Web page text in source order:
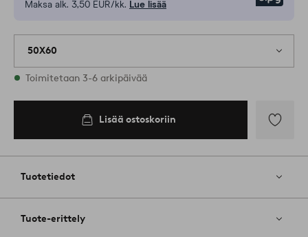
Maksa alk. 3,50 EUR/kk. Lue lisää
50X60
Varastossa
Toimitetaan 3-6 arkipäivää
Lisää ostoskoriin
Tuotetiedot
Tuote-erittely